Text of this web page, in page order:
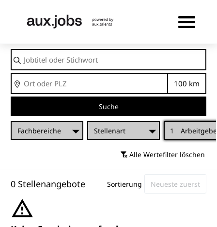
Jobtitel
oder
Stichwort
Ort
Suche
Fachbereiche Stellenart 1
Alle Wertefilter löschen
0 Stellenangebote Sortierung